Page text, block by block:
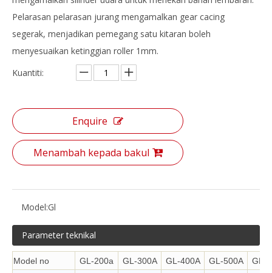
Pelarasan pelarasan jurang mengamalkan gear cacing
segerak, menjadikan pemegang satu kitaran boleh
menyesuaikan ketinggian roller 1mm.
Kuantiti:
Enquire
Menambah kepada bakul
Model:Gl
Parameter teknikal
Model no GL-200a GL-300A GL-400A GL-500A
GL-